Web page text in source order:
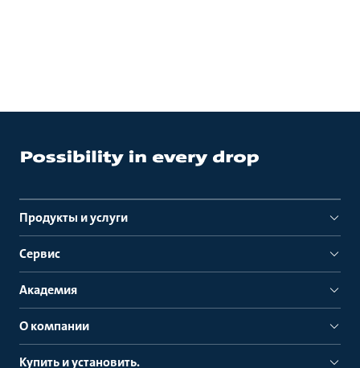
Продукты и услуги
Сервис
Академия
О компании
Купить и установить.